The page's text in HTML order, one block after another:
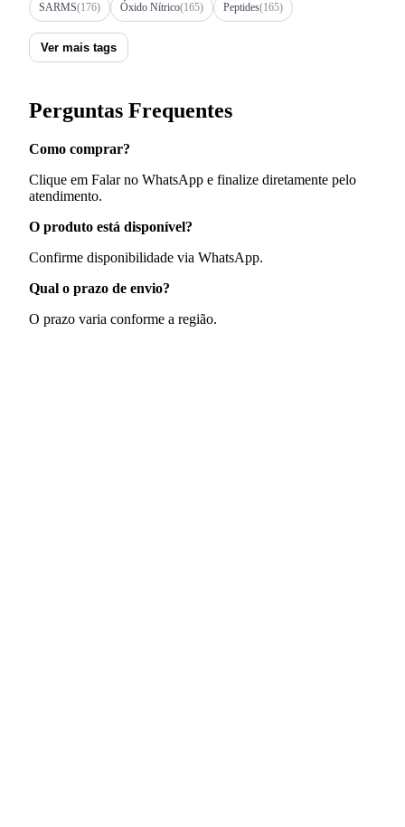
SARMS(176) Óxido Nítrico(165) Peptides(165)
Ver mais tags
Perguntas Frequentes
Como comprar?
Clique em Falar no WhatsApp e finalize diretamente pelo
atendimento.
O produto está disponível?
Confirme disponibilidade via WhatsApp.
Qual o prazo de envio?
O prazo varia conforme a região.